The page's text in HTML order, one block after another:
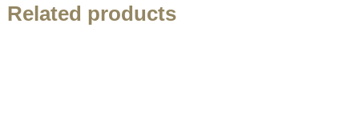
Related products